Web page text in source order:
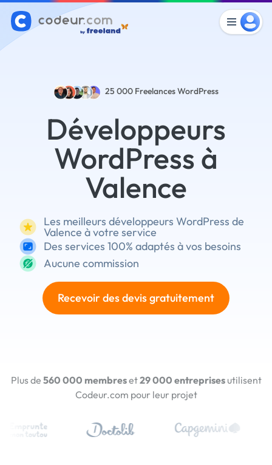
25 000 Freelances WordPress
Développeurs
WordPress à
Valence
Les meilleurs développeurs WordPress de
Valence à votre service
Des services 100% adaptés à vos besoins
Aucune commission
Recevoir des devis gratuitement
Plus de 560 000 membreset29 000 entreprisesutilisent
Codeur.com pour leur projet